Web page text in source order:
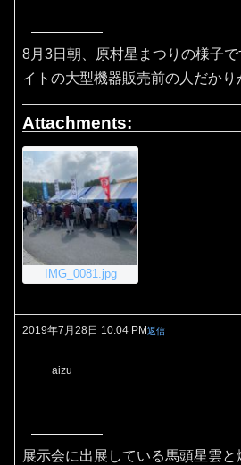
8月3日朝、原村星まつりの様子
イトの大型機器販売前の人だかり
Attachments:
IMG_0081.jpg
2019年7月28日 10:04 PM返信
aizu
展示会に出展している馬頭星雲と